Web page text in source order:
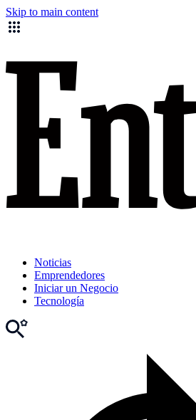
Skip to main content
Noticias
Emprendedores
Iniciar un Negocio
Tecnología